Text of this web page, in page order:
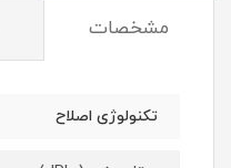
مشخصات
تکنولوژی اصلاح